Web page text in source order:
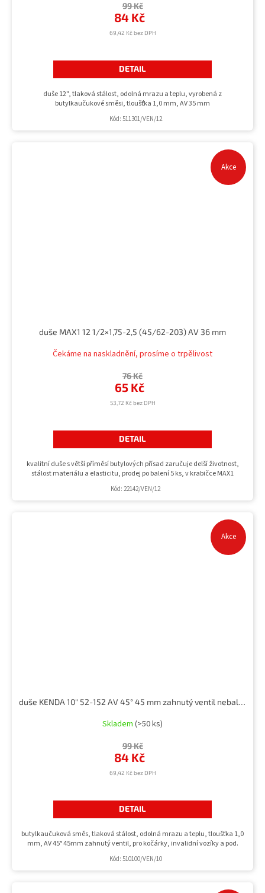
69,42 Kč bez DPH
84 Kč
99 Kč
DETAIL
duše 12", tlaková stálost, odolná mrazu a teplu, vyrobená z
butylkaučukové směsi, tloušťka 1,0 mm, AV 35 mm
Kód: 511301/VEN/12
Akce
duše MAX1 12 1/2×1,75-2,5 (45/62-203) AV 36 mm
Čekáme na naskladnění, prosíme o trpělivost
53,72 Kč bez DPH
65 Kč
76 Kč
DETAIL
kvalitní duše s větší příměsí butylových přísad zaručuje delší životnost,
stálost materiálu a elasticitu, prodej po balení 5 ks, v krabičce MAX1
Kód: 22142/VEN/12
Akce
duše KENDA 10" 52-152 AV 45° 45 mm zahnutý ventil nebalená
Skladem (>50 ks)
69,42 Kč bez DPH
84 Kč
99 Kč
DETAIL
butylkaučuková směs, tlaková stálost, odolná mrazu a teplu, tloušťka 1,0
mm, AV 45° 45mm zahnutý ventil, pro kočárky, invalidní vozíky a pod.
Kód: 510100/VEN/10